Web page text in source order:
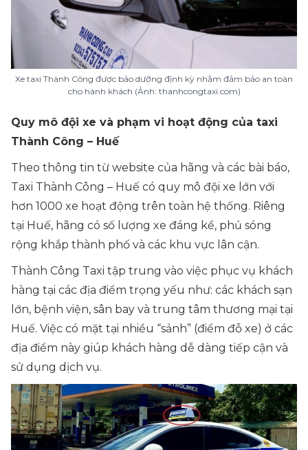
Xe taxi Thành Công được bảo dưỡng định kỳ nhằm đảm bảo an toàn
cho hành khách (Ảnh: thanhcongtaxi.com)
Quy mô đội xe và phạm vi hoạt động của taxi
Thành Công – Huế
Theo thông tin từ website của hãng và các bài báo,
Taxi Thành Công – Huế có quy mô đội xe lớn với
hơn 1000 xe hoạt động trên toàn hệ thống. Riêng
tại Huế, hãng có số lượng xe đáng kể, phủ sóng
rộng khắp thành phố và các khu vực lân cận.
Thành Công Taxi tập trung vào việc phục vụ khách
hàng tại các địa điểm trọng yếu như: các khách sạn
lớn, bệnh viện, sân bay và trung tâm thương mại tại
Huế. Việc có mặt tại nhiều “sảnh” (điểm đỗ xe) ở các
địa điểm này giúp khách hàng dễ dàng tiếp cận và
sử dụng dịch vụ.